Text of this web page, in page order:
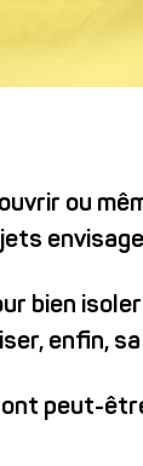
ou
bien
enfin, sa
peut-